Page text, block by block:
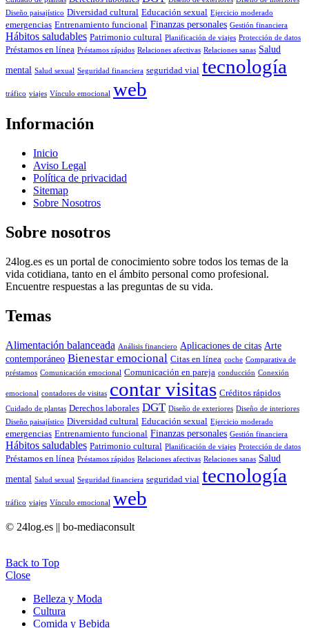
Diseño paisajístico Diversidad cultural Educación sexual Ejercicio moderado
emergencias Entrenamiento funcional Finanzas personales Gestión financiera
Hábitos saludables Patrimonio cultural Planificación de viajes Protección de datos
Préstamos en línea Préstamos rápidos Relaciones afectivas Relaciones sanas Salud
mental Salud sexual Seguridad financiera seguridad vial tecnología
tráfico viajes Vínculo emocional web
Información
Inicio
Aviso Legal
Política de privacidad
Sitemap
Sobre Nosotros
Sobre nosotros
24log.es es un portal de conocimiento sobre todos los temas de la
vida cotidiana, tanto en el ámbito personal como profesional.
Encuentre respuestas a las preguntas de su vida.
Temas
Alimentación balanceada Análisis financiero Aplicaciones de citas Arte
contemporáneo Bienestar emocional Citas en línea coche Comparativa de
préstamos Comunicación emocional Comunicación en pareja conducción Conexión
emocional contadores de visitas contar visitas Créditos rápidos
Cuidado de plantas Derechos laborales DGT Diseño de exteriores Diseño de interiores
Diseño paisajístico Diversidad cultural Educación sexual Ejercicio moderado
emergencias Entrenamiento funcional Finanzas personales Gestión financiera
Hábitos saludables Patrimonio cultural Planificación de viajes Protección de datos
Préstamos en línea Préstamos rápidos Relaciones afectivas Relaciones sanas Salud
mental Salud sexual Seguridad financiera seguridad vial tecnología
tráfico viajes Vínculo emocional web
© 24log.es || bo-mediaconsult
Back to Top
Close
Belleza y Moda
Cultura
Comida y Bebida